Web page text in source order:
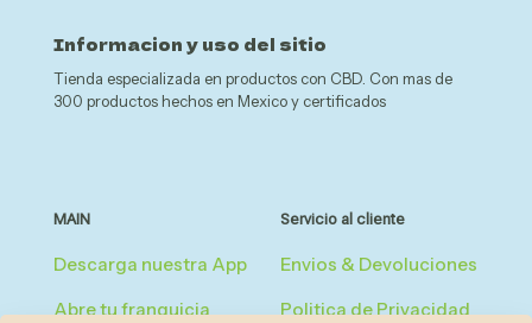
Informacion y uso del sitio
Tienda especializada en productos con CBD. Con mas de
300 productos hechos en Mexico y certificados
MAIN
Descarga nuestra App
Abre tu franquicia
Servicio al cliente
Envios & Devoluciones
Politica de Privacidad